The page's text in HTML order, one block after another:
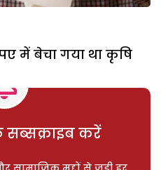
में बेचा गया था कृषि
सब्सक्राइब करें